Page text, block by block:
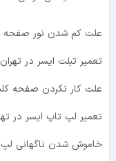
علت کم شدن نور صفحه
تعمیر تبلت ایسر در تهران
علت کار نکردن صفحه
تعمیر لپ تاپ ایسر در
خاموش شدن ناگهانی لپ